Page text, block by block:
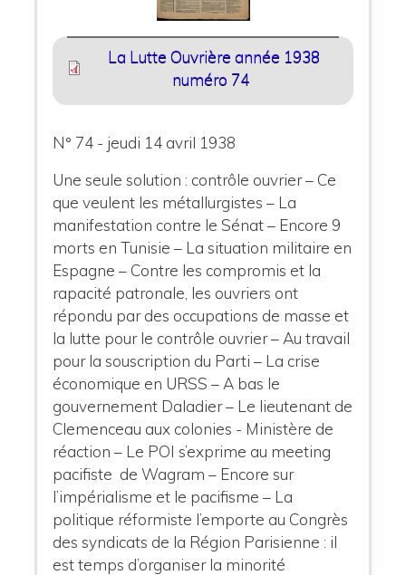
La Lutte Ouvrière année 1938
numéro 74
N° 74 - jeudi 14 avril 1938
Une seule solution : contrôle ouvrier – Ce
que veulent les métallurgistes – La
manifestation contre le Sénat – Encore 9
morts en Tunisie – La situation militaire en
Espagne – Contre les compromis et la
rapacité patronale, les ouvriers ont
répondu par des occupations de masse et
la lutte pour le contrôle ouvrier – Au travail
pour la souscription du Parti – La crise
économique en URSS – A bas le
gouvernement Daladier – Le lieutenant de
Clemenceau aux colonies - Ministère de
réaction – Le POI s’exprime au meeting
pacifiste de Wagram – Encore sur
l’impérialisme et le pacifisme – La
politique réformiste l’emporte au Congrès
des syndicats de la Région Parisienne : il
est temps d’organiser la minorité